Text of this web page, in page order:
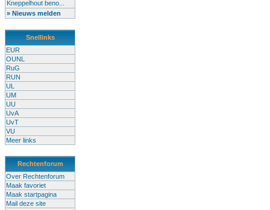
Kneppelhout beno...
» Nieuws melden
Snellinks
EUR
OUNL
RuG
RUN
UL
UM
UU
UvA
UvT
VU
Meer links
Rechtenforum
Over Rechtenforum
Maak favoriet
Maak startpagina
Mail deze site